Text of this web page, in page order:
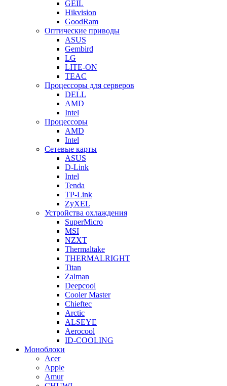
GEIL
Hikvision
GoodRam
Оптические приводы
ASUS
Gembird
LG
LITE-ON
TEAC
Процессоры для серверов
DELL
AMD
Intel
Процессоры
AMD
Intel
Сетевые карты
ASUS
D-Link
Intel
Tenda
TP-Link
ZyXEL
Устройства охлаждения
SuperMicro
MSI
NZXT
Thermaltake
THERMALRIGHT
Titan
Zalman
Deepcool
Cooler Master
Chieftec
Arctic
ALSEYE
Aerocool
ID-COOLING
Моноблоки
Acer
Apple
Amur